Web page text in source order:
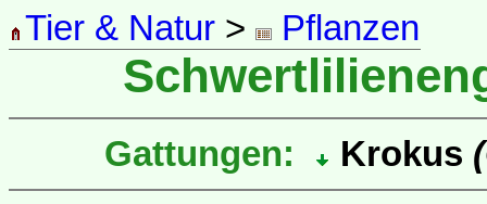
Tier & Natur > Pflanzen
Gattungen: Krokus